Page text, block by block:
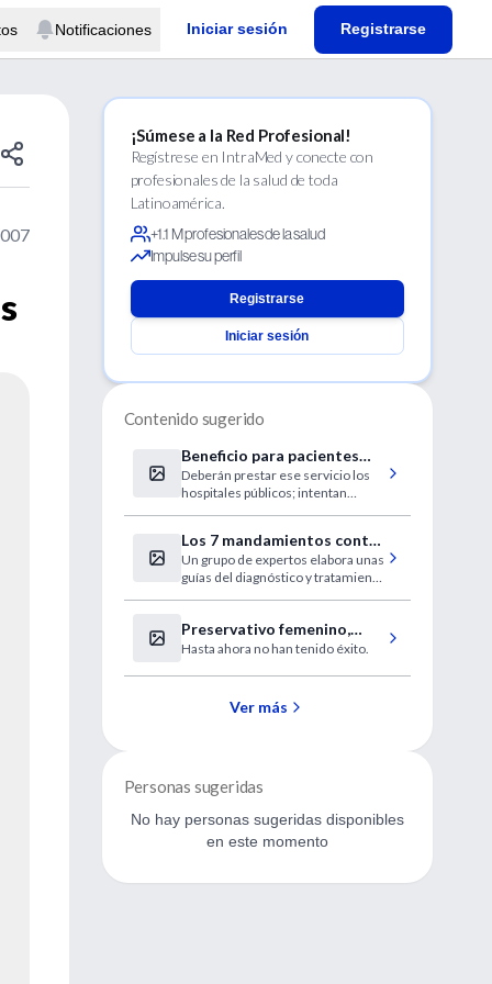
Notificaciones Iniciar sesión Registrarse
¡Súmese a la Red Profesional!
Regístrese en IntraMed y conecte con
profesionales de la salud de toda
Latinoamérica.
+1.1 M profesionales de la salud
Impulse su perfil
Registrarse
Iniciar sesión
Contenido sugerido
Beneficio para pacientes
con mastectomías por
cáncer
Deberán prestar ese servicio los
hospitales públicos; intentan
Los 7 mandamientos contra
el dolor de espalda
Un grupo de expertos elabora unas
guías del diagnóstico y tratamiento
Preservativo femenino,
segunda versión
Hasta ahora no han tenido éxito.
Ver más
Personas sugeridas
No hay personas sugeridas disponibles
en este momento